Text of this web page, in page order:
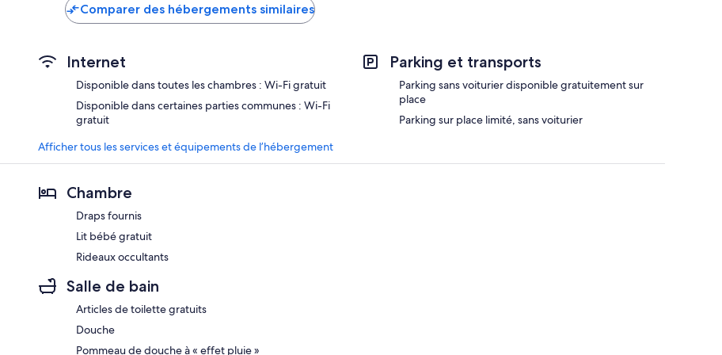
de
Comparer des hébergements similaires
Internet
Disponible dans toutes les chambres : Wi-Fi gratuit
Disponible dans certaines parties communes : Wi-Fi
gratuit
Parking et transports
Parking sans voiturier disponible gratuitement sur
place
Parking sur place limité, sans voiturier
Afficher tous les services et équipements de l’hébergement
Chambre
Draps fournis
Lit bébé gratuit
Rideaux occultants
Salle de bain
Articles de toilette gratuits
Douche
Pommeau de douche à « effet pluie »